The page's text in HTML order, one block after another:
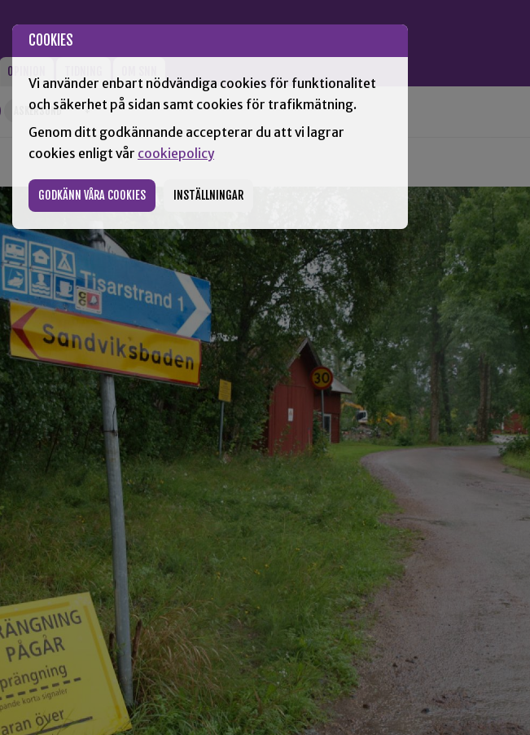
COOKIES
Vi använder enbart nödvändiga cookies för funktionalitet
och säkerhet på sidan samt cookies för trafikmätning.
Genom ditt godkännande accepterar du att vi lagrar
cookies enligt vår cookiepolicy
GODKÄNN VÅRA COOKIES INSTÄLLNINGAR
OPINION
ASKERSUND +